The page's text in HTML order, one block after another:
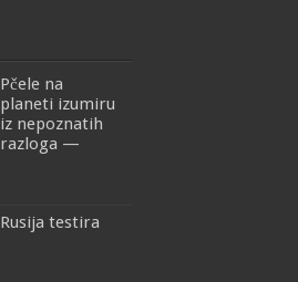
Pčele na
planeti izumiru
iz nepoznatih
razloga —
Rusija testira